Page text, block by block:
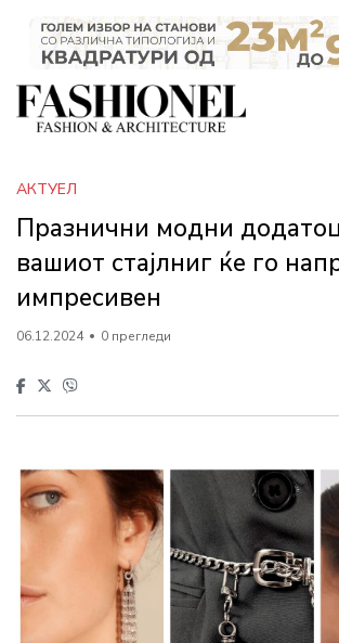
АКТУЕЛ
Празнични модни
вашиот стајлниг ќе го
импресивен
06.12.2024 0 прегледи